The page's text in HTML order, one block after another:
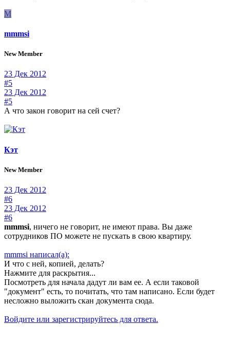
M
mmmsi
New Member
23 Дек 2012
#5
23 Дек 2012
#5
А что закон говорит на сей счет?
Кэт
New Member
23 Дек 2012
#6
23 Дек 2012
#6
mmmsi, ничего не говорит, не имеют права. Вы даже
сотрудников ПО можете не пускать в свою квартиру.
mmmsi написал(а):
И что с ней, копией, делать?
Нажмите для раскрытия...
Посмотреть для начала дадут ли вам ее. А если таковой
"документ" есть, то почитать, что там написано. Если будет
несложно выложить скан документа сюда.
Войдите или зарегистрируйтесь для ответа.